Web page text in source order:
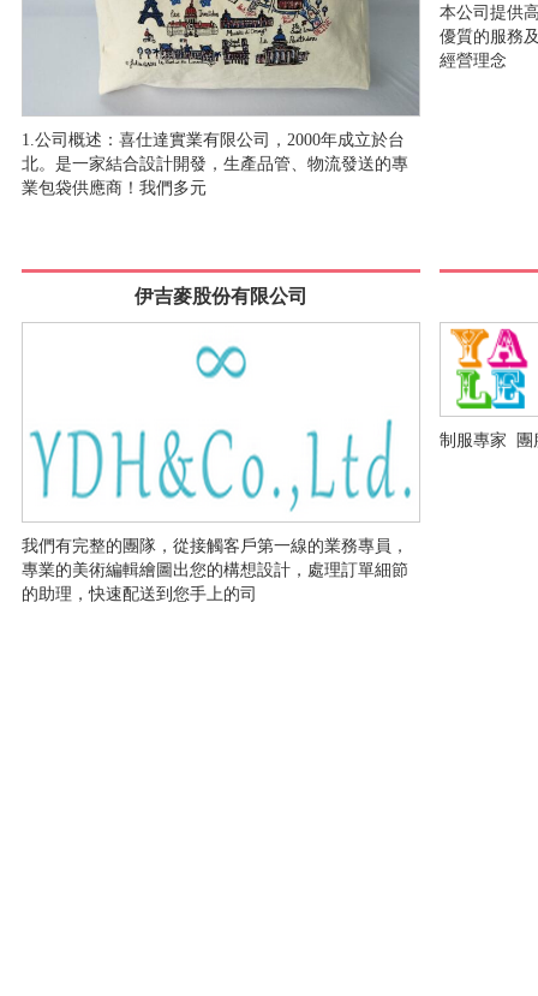
1.公司概述：喜仕達實業有限公司，2000年成立於台
北。是一家結合設計開發，生產品管、物流發送的專
業包袋供應商！我們多元
本公司提供
優質的服務
經營理念
伊吉麥股份有限公司
我們有完整的團隊，從接觸客戶第一線的業務專員，
專業的美術編輯繪圖出您的構想設計，處理訂單細節
的助理，快速配送到您手上的司
制服專家 團